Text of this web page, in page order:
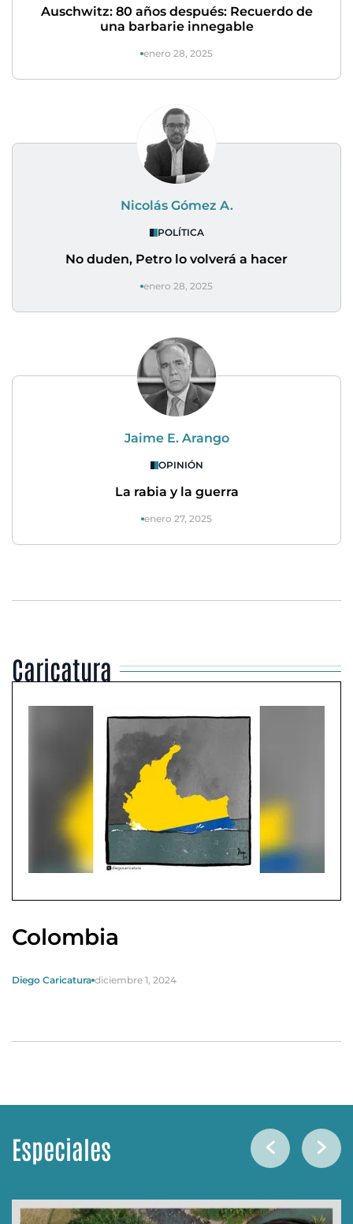
Auschwitz: 80 años después: Recuerdo de
una barbarie innegable
enero 28, 2025
Nicolás Gómez A.
POLÍTICA
No duden, Petro lo volverá a hacer
enero 28, 2025
Jaime E. Arango
OPINIÓN
La rabia y la guerra
enero 27, 2025
Caricatura
Colombia
Diego Caricatura diciembre 1, 2024
Especiales